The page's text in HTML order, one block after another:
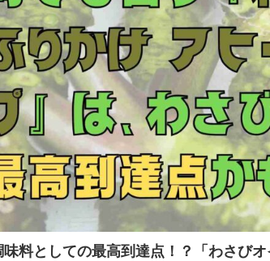
料としての最高到達点！？「わさびオ